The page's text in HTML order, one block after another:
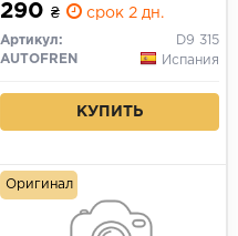
290 ₴ срок 2 дн.
Артикул:
D9 315
AUTOFREN
Испания
КУПИТЬ
Оригинал